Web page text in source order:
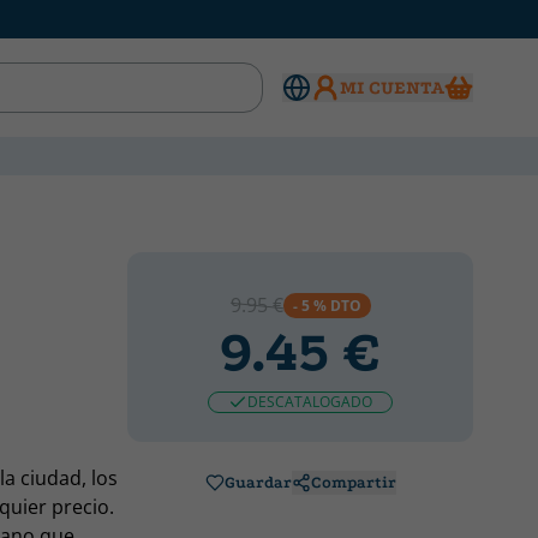
MI CUENTA
ciudad, los
precio.
9.95 € - 5 % DTO
9.45 €
DESCATALOGADO
Guardar Compartir